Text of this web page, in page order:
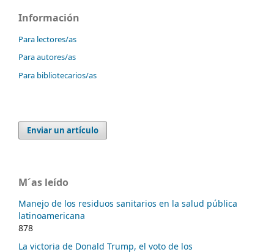
Información
Para lectores/as
Para autores/as
Para bibliotecarios/as
Enviar un artículo
M´as leído
Manejo de los residuos sanitarios en la salud pública
latinoamericana
878
La victoria de Donald Trump, el voto de los